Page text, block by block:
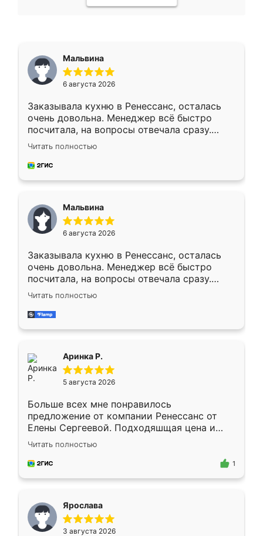
Мальвина
6 августа 2026
Заказывала кухню в Ренессанс, осталась
очень довольна. Менеджер всё быстро
посчитала, на вопросы отвечала сразу.
Замерщик приехал в субботу, подошёл к
делу со всей ответственностью. Собрали
за день, ребята работали аккуратно, даже
Читать полностью
Мальвина
6 августа 2026
Заказывала кухню в Ренессанс, осталась
очень довольна. Менеджер всё быстро
посчитала, на вопросы отвечала сразу.
Замерщик приехал в субботу, подошёл к
делу со всей ответственностью. Собрали
за день, ребята работали аккуратно, даже
Читать полностью
Аринка Р.
5 августа 2026
Больше всех мне понравилось
предложение от компании Ренессанс от
Елены Сергеевой. Подходяшщая цена и
короткие сроки изготовления. Приехавший
для замера сотрудник Владислав
предложил по моему эскизу самый
Читать полностью
1
Ярослава
3 августа 2026